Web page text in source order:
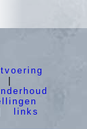
links